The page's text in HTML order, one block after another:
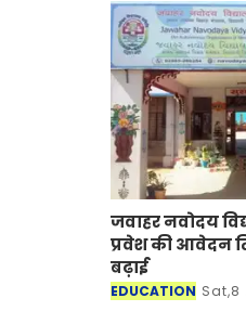
जवाहर नवोदय
प्रवेश की आवेदन
बढ़ाई
EDUCATION Sat,8